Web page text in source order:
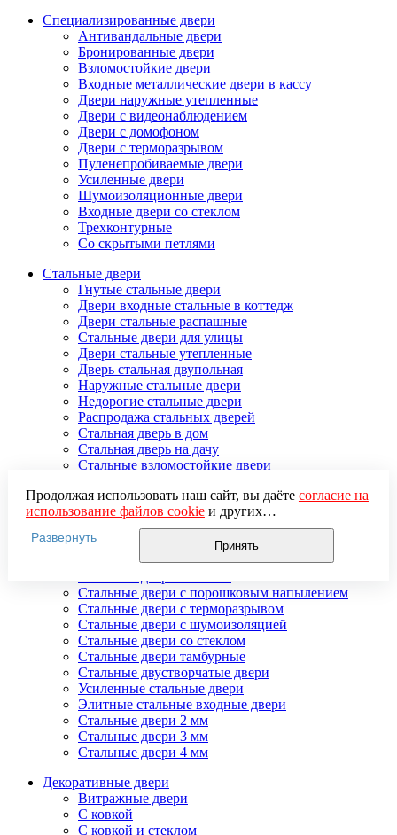
Специализированные двери
Антивандальные двери
Бронированные двери
Взломостойкие двери
Входные металлические двери в кассу
Двери наружные утепленные
Двери с видеонаблюдением
Двери с домофоном
Двери с терморазрывом
Пуленепробиваемые двери
Усиленные двери
Шумоизоляционные двери
Входные двери со стеклом
Трехконтурные
Со скрытыми петлями
Стальные двери
Гнутые стальные двери
Двери входные стальные в коттедж
Двери стальные распашные
Стальные двери для улицы
Двери стальные утепленные
Дверь стальная двупольная
Наружные стальные двери
Недорогие стальные двери
Распродажа стальных дверей
Стальная дверь в дом
Стальная дверь на дачу
Стальные взломостойкие двери
Стальные двери в подъезд
Стальные двери внутреннего открывания
Стальные двери массив
Стальные двери мдф
Стальные двери с зеркалом
Стальные двери с порошковым напылением
Стальные двери с терморазрывом
Стальные двери с шумоизоляцией
Стальные двери со стеклом
Стальные двери тамбурные
Стальные двустворчатые двери
Усиленные стальные двери
Элитные стальные входные двери
Стальные двери 2 мм
Стальные двери 3 мм
Стальные двери 4 мм
Декоративные двери
Витражные двери
С ковкой
С ковкой и стеклом
Продолжая использовать наш сайт, вы даёте согласие на
использование файлов cookieи других
пользовательских данных (включая IP-адрес, сведения о
местоположении, устройстве, действиях на сайте и т. п.)
для функционирования сайта, проведения
использования систем аналитики (например,
Яндекс.Метрика), в соответствии с нашей
обработки персональных данных.
Если вы не хотите, чтобы ваши данные обрабатывались,
настройте ограничения в браузере или покиньте сайт.
Развернуть
Принять